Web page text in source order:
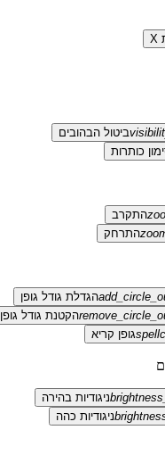
X
ביטול הבהובים
כותרות
התקרב
התרחק
הגדלת גודל גופן
הקטנת גודל גופן
גופן קריא
ניגודיות בהירה
ניגודיות כהה